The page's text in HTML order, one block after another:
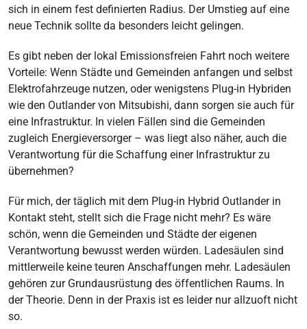
sich in einem fest definierten Radius. Der Umstieg auf eine
neue Technik sollte da besonders leicht gelingen.
Es gibt neben der lokal Emissionsfreien Fahrt noch weitere
Vorteile: Wenn Städte und Gemeinden anfangen und selbst
Elektrofahrzeuge nutzen, oder wenigstens Plug-in Hybriden
wie den Outlander von Mitsubishi, dann sorgen sie auch für
eine Infrastruktur. In vielen Fällen sind die Gemeinden
zugleich Energieversorger – was liegt also näher, auch die
Verantwortung für die Schaffung einer Infrastruktur zu
übernehmen?
Für mich, der täglich mit dem Plug-in Hybrid Outlander in
Kontakt steht, stellt sich die Frage nicht mehr? Es wäre
schön, wenn die Gemeinden und Städte der eigenen
Verantwortung bewusst werden würden. Ladesäulen sind
mittlerweile keine teuren Anschaffungen mehr. Ladesäulen
gehören zur Grundausrüstung des öffentlichen Raums. In
der Theorie. Denn in der Praxis ist es leider nur allzuoft nicht
so.